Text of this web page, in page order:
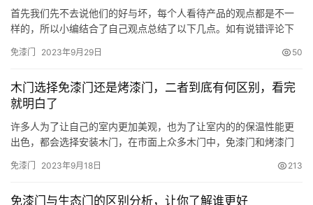
首先我们先不去说他们的好与坏，每个人看待产品的观点都是不一
样的，所以小编结合了自己观点总结了以下几点。如有说错评论下
尘烤漆工艺，表面需要经过几次烤漆，然后进烘房加温干燥工艺的
视觉冲击感强，档次高不易变形。，他的防水性较好，他的板材可
以…
免漆门 2023年9月29日 50
木门选择免漆门还是烤漆门，二者到底有何区别，看完
就明白了
许多人为了让自己的室内更加美观，也为了让室内的的保温性能更
出色，都会选择安装木门，在市面上众多木门中，免漆门和烤漆门
了解下吧。 什么是免漆门 免漆门也被称为PVC贴面门，这种门通常
免漆门 2023年9月18日 213
免漆门与生态门的区别分析，让你了解谁更好